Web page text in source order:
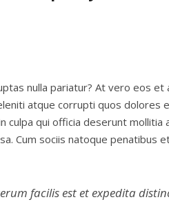
nulla pariatur? At vero eos
atque corrupti quos dolores
culpa qui officia deserunt mollitia
Cum sociis natoque penatibus
facilis est et expedita